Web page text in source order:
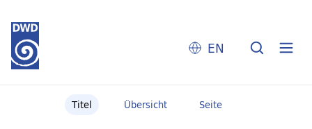
EN
Titel Übersicht Seite